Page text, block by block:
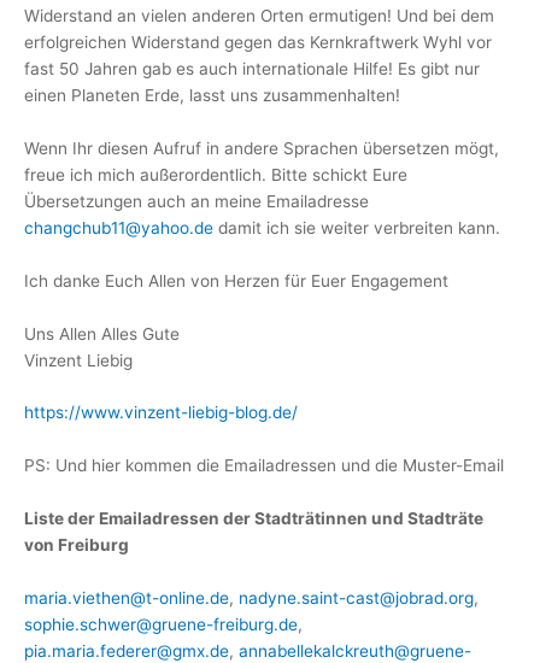
Widerstand an vielen anderen Orten ermutigen! Und bei dem
erfolgreichen Widerstand gegen das Kernkraftwerk Wyhl vor
fast 50 Jahren gab es auch internationale Hilfe! Es gibt nur
einen Planeten Erde, lasst uns zusammenhalten!
Wenn Ihr diesen Aufruf in andere Sprachen übersetzen mögt,
freue ich mich außerordentlich. Bitte schickt Eure
Übersetzungen auch an meine Emailadresse
changchub11@yahoo.de damit ich sie weiter verbreiten kann.
Ich danke Euch Allen von Herzen für Euer Engagement
Uns Allen Alles Gute
Vinzent Liebig
https://www.vinzent-liebig-blog.de/
PS: Und hier kommen die Emailadressen und die Muster-Email
Liste der Emailadressen der Stadträtinnen und Stadträte
von Freiburg
maria.viethen@t-online.de, nadyne.saint-cast@jobrad.org,
sophie.schwer@gruene-freiburg.de,
pia.maria.federer@gmx.de, annabellekalckreuth@gruene-